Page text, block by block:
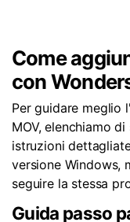
Come
con
Per guidare meglio
MOV, elenchiamo
istruzioni
versione Windows,
seguire la stessa
Guida passo